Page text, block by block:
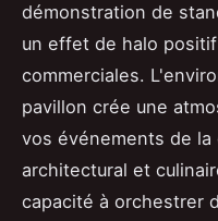
démonstration de
un effet de halo
commerciales.
pavillon crée une
vos événements de la
architectural et
capacité à orchestrer